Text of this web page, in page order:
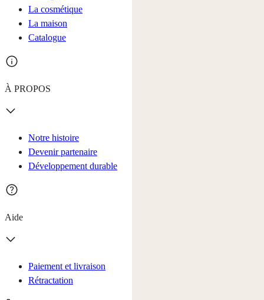
La cosmétique
La maison
Catalogue
À PROPOS
Notre histoire
Devenir partenaire
Développement durable
Aide
Paiement et livraison
Rétractation